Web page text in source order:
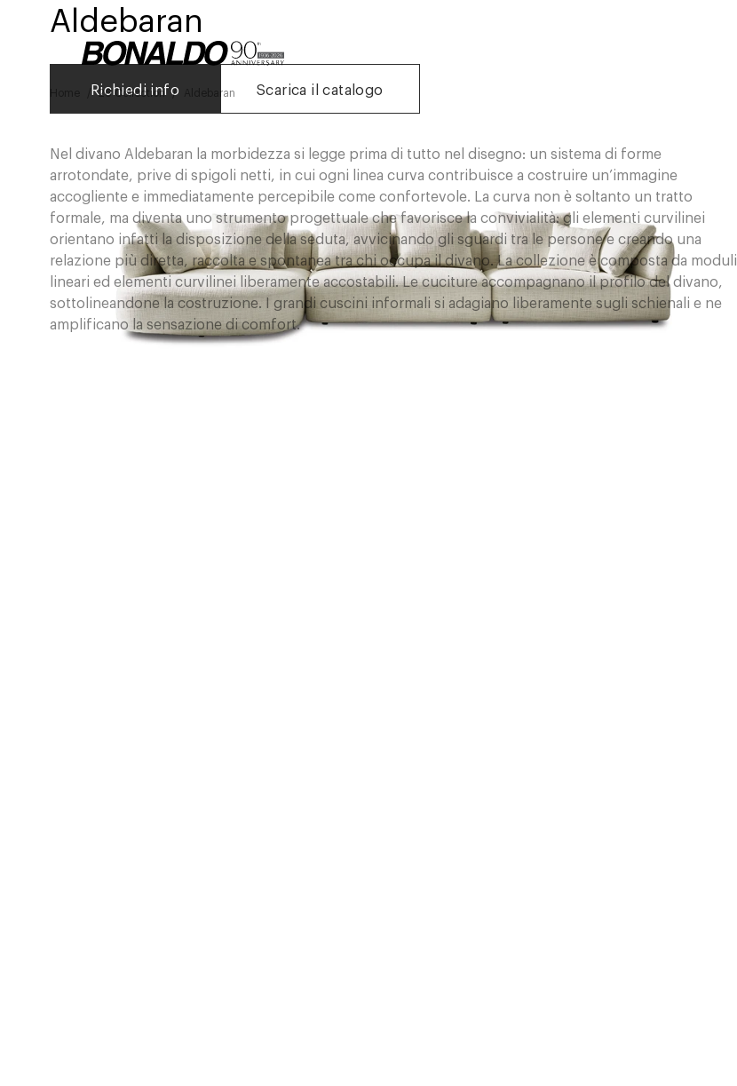
26 Collection Aldebaran
Aldebaran
Richiedi info Scarica il catalogo
Nel divano Aldebaran la morbidezza si legge prima di tutto nel disegno: un sistema di forme
arrotondate, prive di spigoli netti, in cui ogni linea curva contribuisce a costruire un’immagine
accogliente e immediatamente percepibile come confortevole. La curva non è soltanto un tratto
formale, ma diventa uno strumento progettuale che favorisce la convivialità: gli elementi curvilinei
orientano infatti la disposizione della seduta, avvicinando gli sguardi tra le persone e creando una
relazione più diretta, raccolta e spontanea tra chi occupa il divano. La collezione è composta da moduli
lineari ed elementi curvilinei liberamente accostabili. Le cuciture accompagnano il profilo del divano,
sottolineandone la costruzione. I grandi cuscini informali si adagiano liberamente sugli schienali e ne
amplificano la sensazione di comfort.